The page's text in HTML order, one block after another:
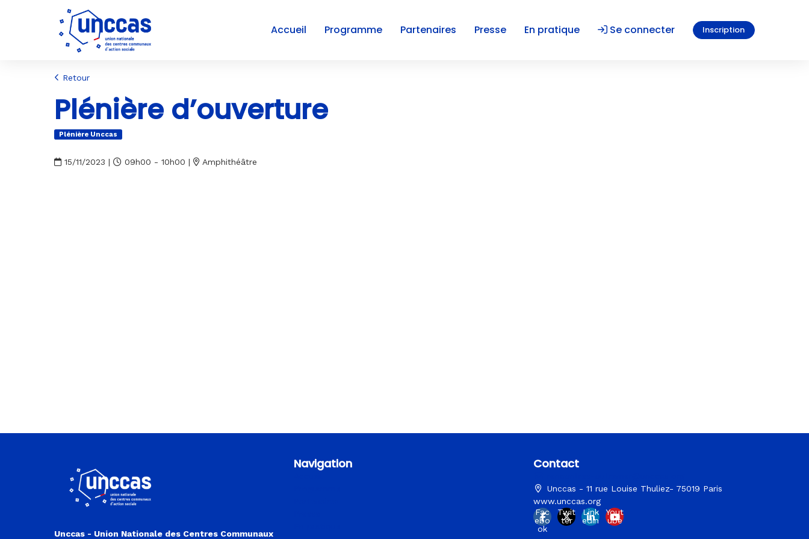
Accueil Programme Partenaires Presse En pratique Se connecter Inscription
Retour
Plénière d’ouverture
Plénière Unccas
15/11/2023 | 09h00 - 10h00 | Amphithéâtre
Unccas - Union Nationale des Centres Communaux
Navigation Contact
Unccas - 11 rue Louise Thuliez- 75019 Paris
www.unccas.org
Fac
ebo
ok
Twit
ter
Link
edin
Yout
ube